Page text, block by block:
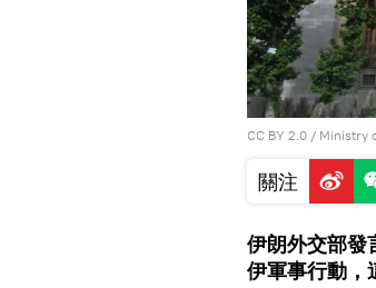
CC BY 2.0 / Ministry
關注
伊朗外交部發
伊軍事行動，